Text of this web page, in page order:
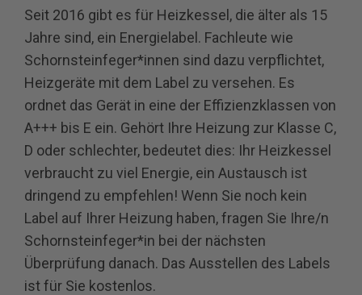
Seit 2016 gibt es für Heizkessel, die älter als 15
Jahre sind, ein Energielabel. Fachleute wie
Schornsteinfeger*innen sind dazu verpflichtet,
Heizgeräte mit dem Label zu versehen. Es
ordnet das Gerät in eine der Effizienzklassen von
A+++ bis E ein. Gehört Ihre Heizung zur Klasse C,
D oder schlechter, bedeutet dies: Ihr Heizkessel
verbraucht zu viel Energie, ein Austausch ist
dringend zu empfehlen! Wenn Sie noch kein
Label auf Ihrer Heizung haben, fragen Sie Ihre/n
Schornsteinfeger*in bei der nächsten
Überprüfung danach. Das Ausstellen des Labels
ist für Sie kostenlos.